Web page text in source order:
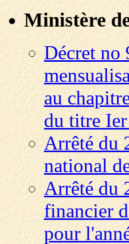
Ministère
Décret no
au
du titre
Arrêté du
national
Arrêté du
financier
pour